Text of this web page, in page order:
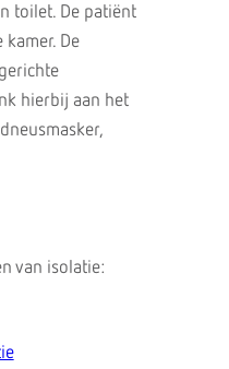
toilet. De patiënt
De
hierbij aan het
van isolatie: